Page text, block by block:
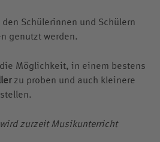
Schülerinnen und Schülern
genutzt werden.
Möglichkeit, in einem bestens
zu proben und auch kleinere
zurzeit Musikunterricht